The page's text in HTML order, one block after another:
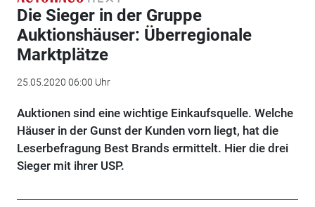
Die Sieger in der Gruppe
Auktionshäuser: Überregionale
Marktplätze
25.05.2020 06:00 Uhr
Auktionen sind eine wichtige Einkaufsquelle. Welche
Häuser in der Gunst der Kunden vorn liegt, hat die
Leserbefragung Best Brands ermittelt. Hier die drei
Sieger mit ihrer USP.